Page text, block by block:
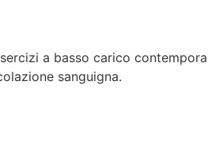
a basso carico
sanguigna.